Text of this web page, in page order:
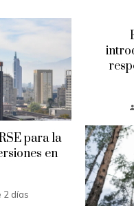
para la
en
2 días